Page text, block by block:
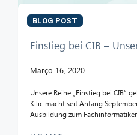
BLOG POST
Einstieg bei CIB –
Março 16, 2020
Unsere Reihe „Einstieg bei CIB“
Kilic macht seit Anfang
Ausbildung zum
Olá! O que posso fazer por si?